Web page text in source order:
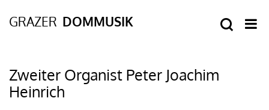
Zweiter Organist Peter Joachim
Heinrich